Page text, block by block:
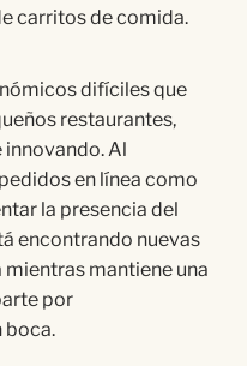
carritos de comida.
difíciles que
restaurantes,
innovando. Al
en línea como
la presencia del
encontrando nuevas
mantiene una
por
boca.